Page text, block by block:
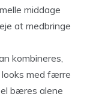
middage
at medbringe
kombineres,
looks med færre
bæres alene